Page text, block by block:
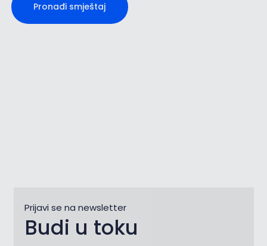
Pronađi smještaj
Prijavi se na newsletter
Budi u toku